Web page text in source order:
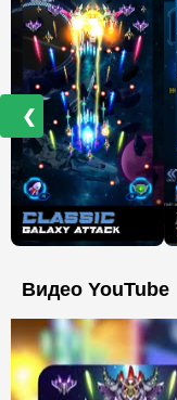
❮
Видео YouTube